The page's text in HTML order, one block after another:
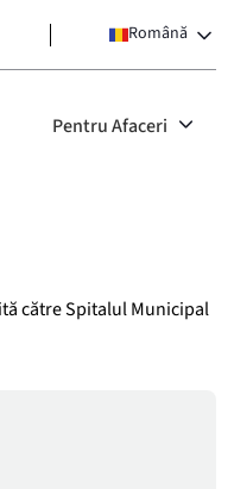
Română
Pentru Afaceri
către Spitalul Municipal